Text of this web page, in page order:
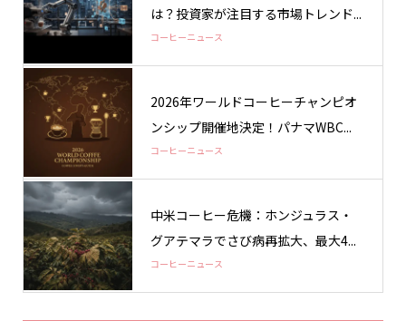
は？投資家が注目する市場トレンド...
コーヒーニュース
2026年ワールドコーヒーチャンピオ
ンシップ開催地決定！パナマWBC...
コーヒーニュース
中米コーヒー危機：ホンジュラス・
グアテマラでさび病再拡大、最大4...
コーヒーニュース